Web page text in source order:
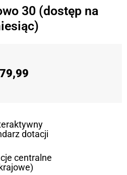
30 (dostęp na
79,99
dotacji
centralne